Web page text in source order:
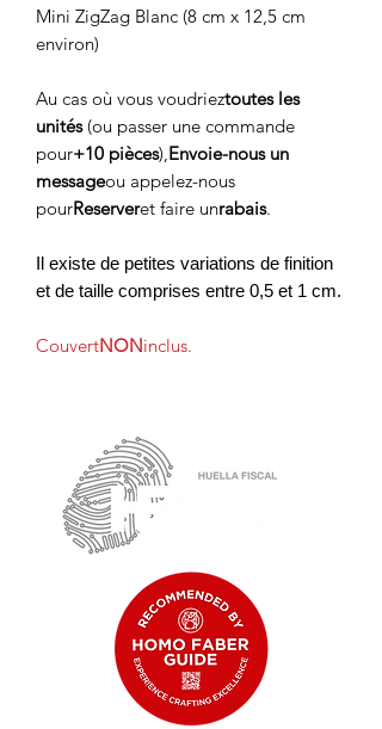
Mini ZigZag Blanc (8 cm x 12,5 cm
environ)
Au cas où vous voudrieztoutes les
unités(ou passer une commande
pour+10 pièces), Envoie-nous un
messageou appelez-nous
pourReserveret faire unrabais.
Il existe de petites variations de finition
et de taille comprises entre 0,5 et 1 cm.
CouvertNONinclus.